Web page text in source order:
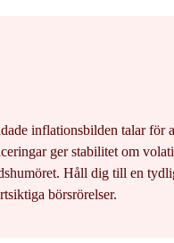
inflationsbilden talar för
ger stabilitet om
Håll dig till en
börsrörelser.